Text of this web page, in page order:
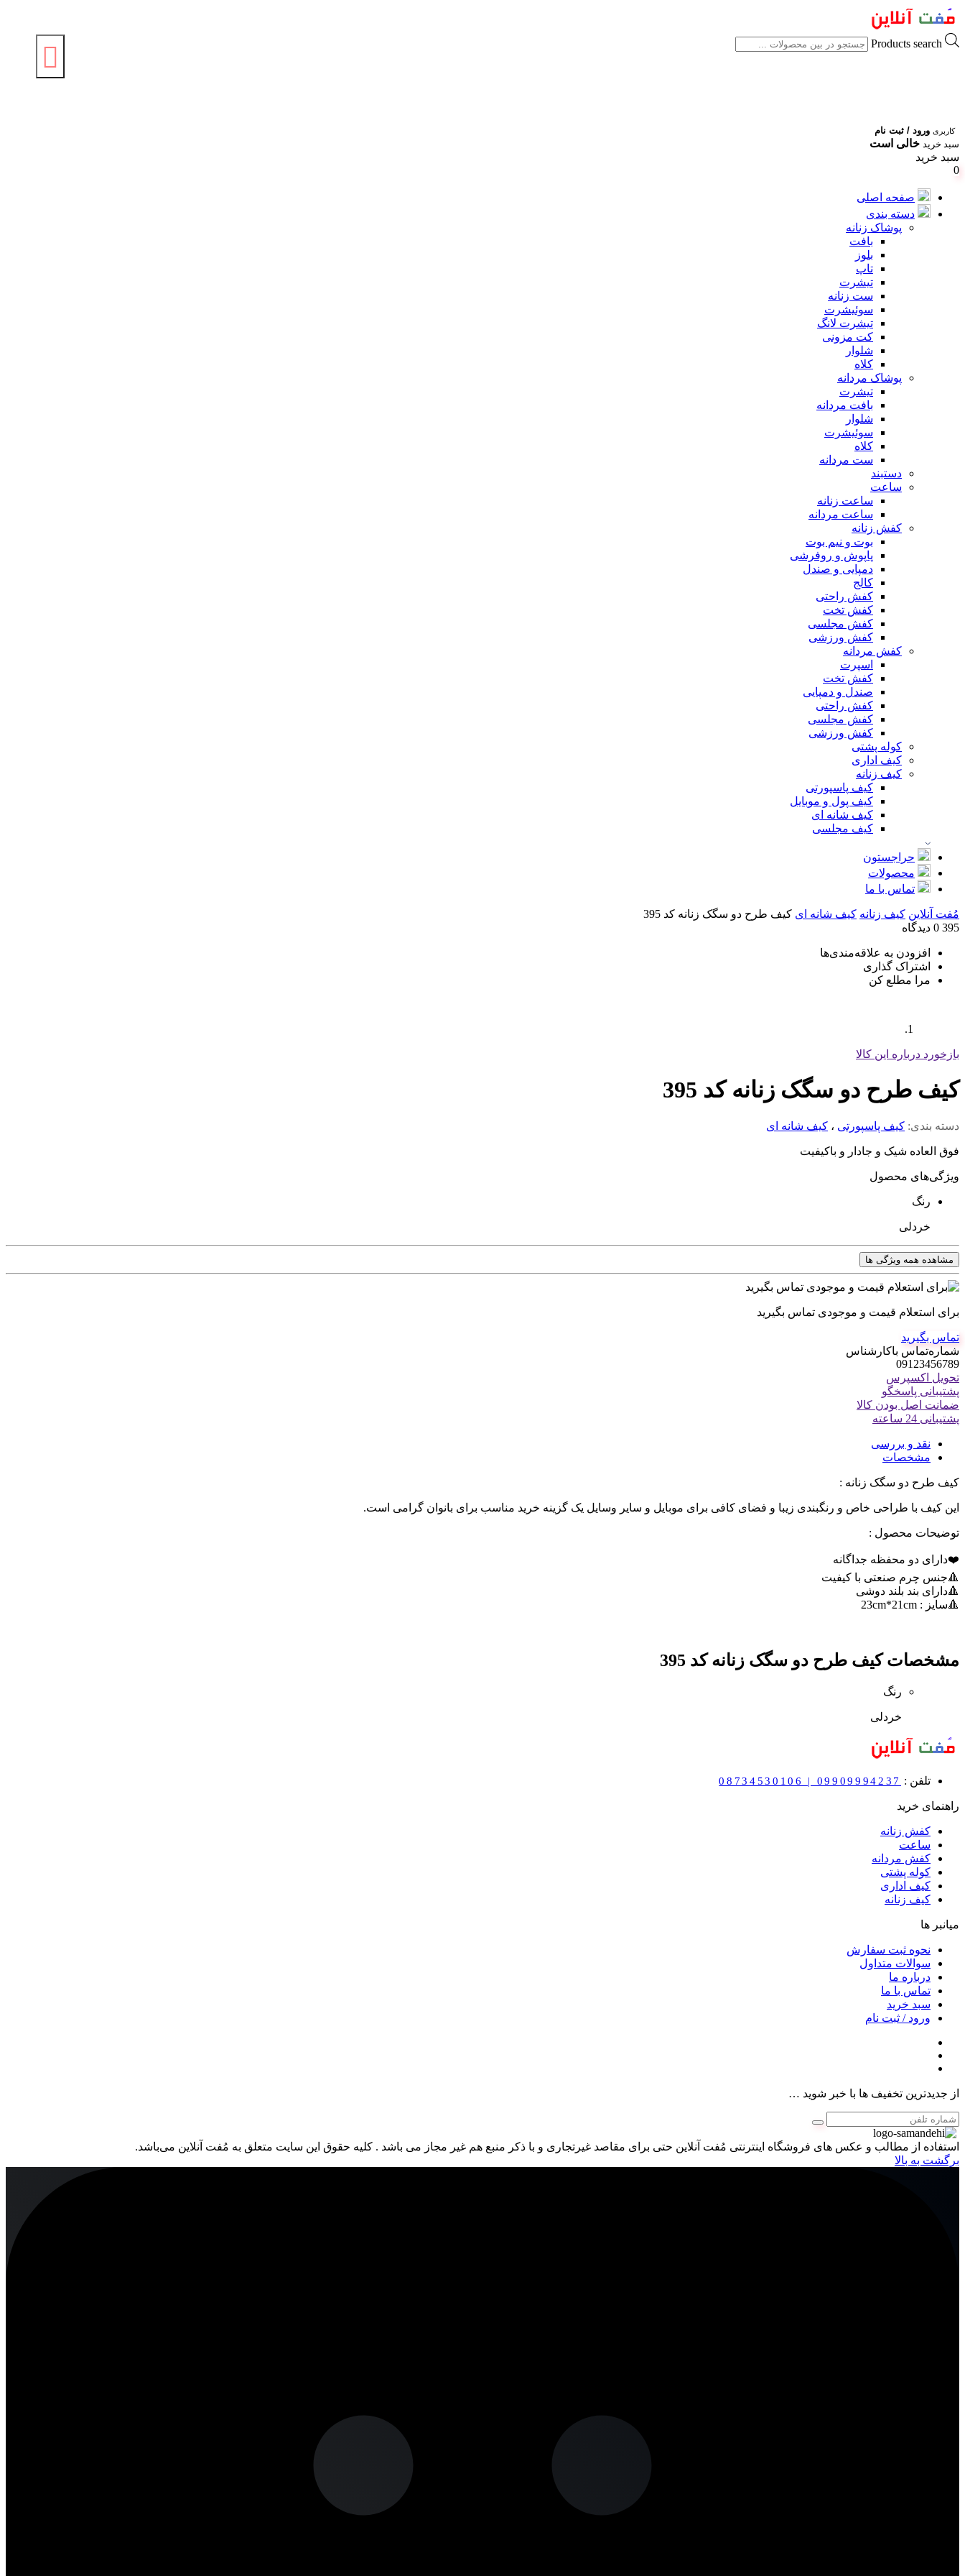
Products search
کاربری ورود / ثبت نام
سبد خرید خالی است
سبد خرید
0
صفحه اصلی
دسته بندی
پوشاک زنانه
بافت
بلوز
تاپ
تیشرت
ست زنانه
سوئیشرت
تیشرت لانگ
کت مزونی
شلوار
کلاه
پوشاک مردانه
تیشرت
بافت مردانه
شلوار
سوئیشرت
کلاه
ست مردانه
دستبند
ساعت
ساعت زنانه
ساعت مردانه
کفش زنانه
بوت و نیم بوت
پاپوش و روفرشی
دمپایی و صندل
کالج
کفش راحتی
کفش تخت
کفش مجلسی
کفش ورزشی
کفش مردانه
اسپرت
کفش تخت
صندل و دمپایی
کفش راحتی
کفش مجلسی
کفش ورزشی
کوله پشتی
کیف اداری
کیف زنانه
کیف پاسپورتی
کیف پول و موبایل
کیف شانه ای
کیف مجلسی
حراجستون
محصولات
تماس با ما
مُفت آنلاین کیف زنانه کیف شانه ای کیف طرح دو سگک زنانه کد 395
395 0 دیدگاه
افزودن به علاقه‌مندی‌ها
اشتراک گذاری
مرا مطلع کن
بازخورد درباره این کالا
کیف طرح دو سگک زنانه کد 395
دسته بندی: کیف پاسپورتی ، کیف شانه ای
فوق العاده شیک و جادار و باکیفیت
ویژگی‌های محصول
رنگ
خردلی
مشاهده همه ویژگی ها
برای استعلام قیمت و موجودی تماس بگیرید
تماس بگیرید
شماره‌تماس‌ با‌کارشناس
09123456789
تحویل اکسپرس
پشتیبانی پاسخگو
ضمانت اصل بودن کالا
پشتیبانی 24 ساعته
نقد و بررسی
مشخصات
کیف طرح دو سگک زنانه :
این کیف با طراحی خاص و رنگبندی زیبا و فضای کافی برای موبایل و سایر وسایل یک گزینه خرید مناسب برای بانوان گرامی است.
توضیحات محصول :
❤️داراى دو محفظه جداگانه
🔺جنس چرم صنعتی با کیفیت
🔺داراى بند بلند دوشی
🔺سايز : 23cm*21cm
مشخصاتکیف طرح دو سگک زنانه کد 395
رنگ
خردلی
تلفن : 08734530106 | 09909994237
راهنمای خرید
کفش زنانه
ساعت
کفش مردانه
کوله پشتی
کیف اداری
کیف زنانه
میانبر ها
نحوه ثبت سفارش
سوالات متداول
درباره ما
تماس با ما
سبد خرید
ورود / ثبت نام
از جدیدترین تخفیف ها با خبر شوید …
استفاده از مطالب و عکس های فروشگاه اینترنتی مُفت آنلاین حتی برای مقاصد غیرتجاری و با ذکر منبع هم غیر مجاز می باشد . کلیه حقوق این سایت متعلق به مُفت آنلاین می‌باشد.
برگشت به بالا